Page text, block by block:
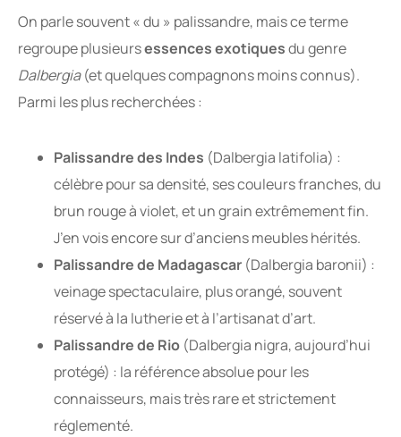
On parle souvent « du » palissandre, mais ce terme
regroupe plusieursessences exotiquesdu genre
Dalbergia(et quelques compagnons moins connus).
Parmi les plus recherchées :
Palissandre des Indes (Dalbergia latifolia) :
célèbre pour sa densité, ses couleurs franches, du
brun rouge à violet, et un grain extrêmement fin.
J’en vois encore sur d’anciens meubles hérités.
Palissandre de Madagascar (Dalbergia baronii) :
veinage spectaculaire, plus orangé, souvent
réservé à la lutherie et à l’artisanat d’art.
Palissandre de Rio (Dalbergia nigra, aujourd’hui
protégé) : la référence absolue pour les
connaisseurs, mais très rare et strictement
réglementé.